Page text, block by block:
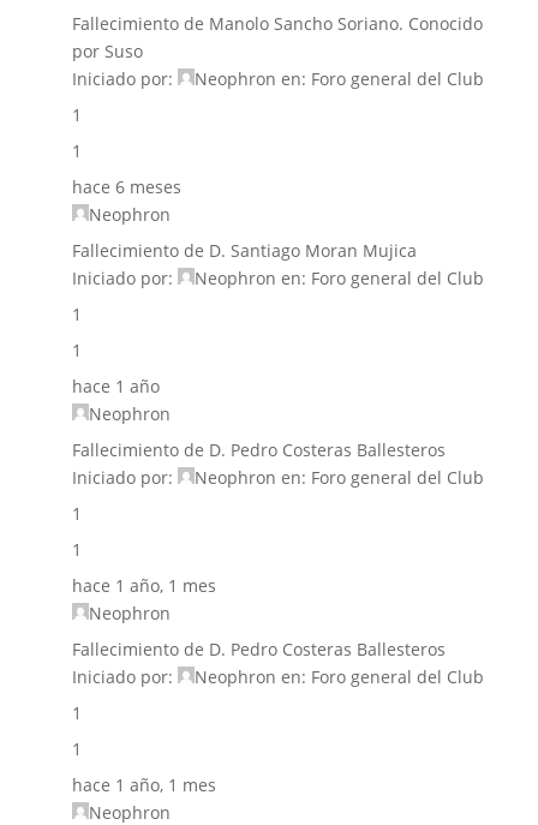
Fallecimiento de Manolo Sancho Soriano. Conocido
por Suso
Iniciado por:
Neophron en: Foro general del Club
1
1
hace 6 meses
Neophron
Fallecimiento de D. Santiago Moran Mujica
Iniciado por:
Neophron en: Foro general del Club
1
1
hace 1 año
Neophron
Fallecimiento de D. Pedro Costeras Ballesteros
Iniciado por:
Neophron en: Foro general del Club
1
1
hace 1 año, 1 mes
Neophron
Fallecimiento de D. Pedro Costeras Ballesteros
Iniciado por:
Neophron en: Foro general del Club
1
1
hace 1 año, 1 mes
Neophron